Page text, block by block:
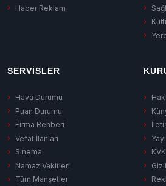
Haber Reklam
SERVISLER
Hava Durumu
Puan Durumu
Firma Rehberi
Vefat İlanları
Sinema
Namaz Vakitleri
Tüm Manşetler